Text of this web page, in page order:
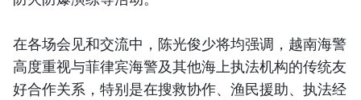
在各场会见和交流中，陈光俊少将均强调，越南海警
高度重视与菲律宾海警及其他海上执法机构的传统友
好合作关系，特别是在搜救协作、渔民援助、执法经